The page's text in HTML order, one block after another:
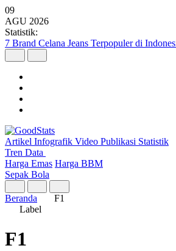
09
AGU 2026
Statistik:
7 Brand Celana Jeans Terpopuler di
Artikel Infografik Video Publikasi Statistik
Tren Data
Harga Emas Harga BBM
Sepak Bola
Beranda
F1
Label
F1